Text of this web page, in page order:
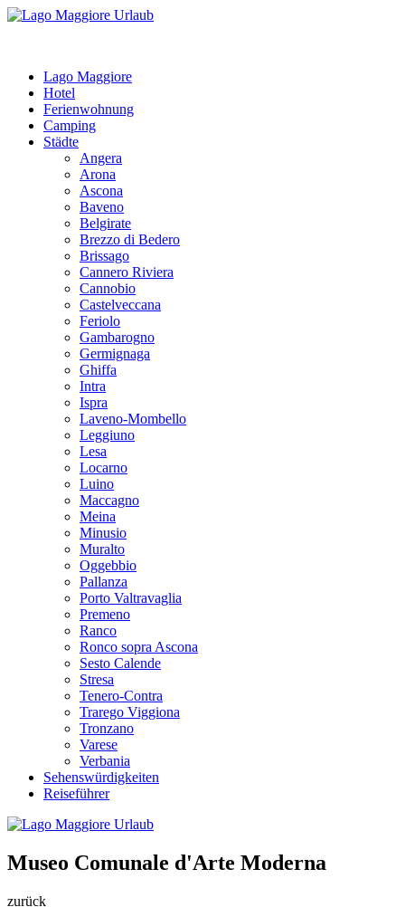
Lago Maggiore
Hotel
Ferienwohnung
Camping
Städte
Angera
Arona
Ascona
Baveno
Belgirate
Brezzo di Bedero
Brissago
Cannero Riviera
Cannobio
Castelveccana
Feriolo
Gambarogno
Germignaga
Ghiffa
Intra
Ispra
Laveno-Mombello
Leggiuno
Lesa
Locarno
Luino
Maccagno
Meina
Minusio
Muralto
Oggebbio
Pallanza
Porto Valtravaglia
Premeno
Ranco
Ronco sopra Ascona
Sesto Calende
Stresa
Tenero-Contra
Trarego Viggiona
Tronzano
Varese
Verbania
Sehenswürdigkeiten
Reiseführer
Museo Comunale d'Arte Moderna
zurück